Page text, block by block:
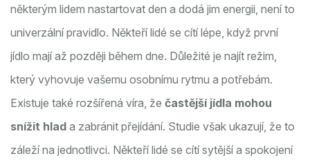
některým lidem nastartovat den a dodá jim energii, není to
univerzální pravidlo. Někteří lidé se cítí lépe, když první
jídlo mají až později během dne. Důležité je najít režim,
který vyhovuje vašemu osobnímu rytmu a potřebám.
Existuje také rozšířená víra, že častější jídla mohou
snížit hlad a zabránit přejídání. Studie však ukazují, že to
záleží na jednotlivci. Někteří lidé se cítí sytější a spokojení